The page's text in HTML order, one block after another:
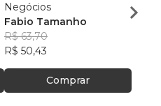
Negócios
Fabio Tamanho
R$ 63,70
R$ 50,43
Comprar
Ellen